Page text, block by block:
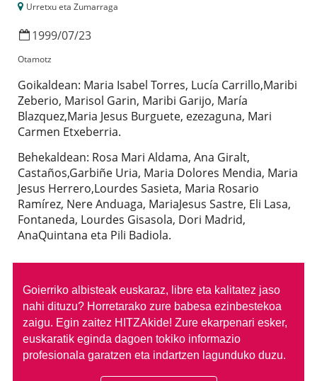
Urretxu eta Zumarraga
1999/07/23
Otamotz
Goikaldean: Maria Isabel Torres, Lucía Carrillo,Maribi
Zeberio, Marisol Garin, Maribi Garijo, María
Blazquez,Maria Jesus Burguete, ezezaguna, Mari
Carmen Etxeberria.
Behekaldean: Rosa Mari Aldama, Ana Giralt,
Castaños,Garbiñe Uria, Maria Dolores Mendia, Maria
Jesus Herrero,Lourdes Sasieta, Maria Rosario
Ramírez, Nere Anduaga, MariaJesus Sastre, Eli Lasa,
Fontaneda, Lourdes Gisasola, Dori Madrid,
AnaQuintana eta Pili Badiola.
Goierriko albisteak euskaraz, libre eta kalitatez jaso
nahi dituzu? Horretarako zure babesa ezinbestekoa
zaigu. Egin zaitez HITZAkide! Zure ekarpenari esker,
euskaratik eginda dagoen tokiko informazio
profesionala garatzen eta indartzen lagunduko duzu.